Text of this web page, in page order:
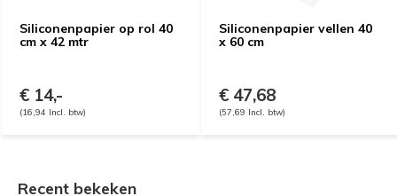
Siliconenpapier op rol 40
cm x 42 mtr
€ 14,-
(16,94 Incl. btw)
Siliconenpapier vellen 40
x 60 cm
€ 47,68
(57,69 Incl. btw)
Recent bekeken